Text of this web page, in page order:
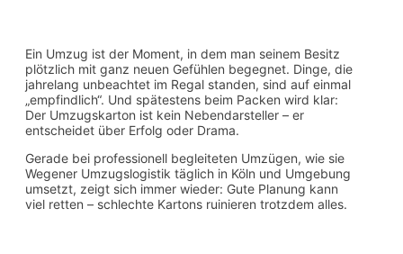
Ein Umzug ist der Moment, in dem man seinem Besitz
plötzlich mit ganz neuen Gefühlen begegnet. Dinge, die
jahrelang unbeachtet im Regal standen, sind auf einmal
„empfindlich“. Und spätestens beim Packen wird klar:
Der Umzugskarton ist kein Nebendarsteller – er
entscheidet über Erfolg oder Drama.
Gerade bei professionell begleiteten Umzügen, wie sie
Wegener Umzugslogistik täglich in Köln und Umgebung
umsetzt, zeigt sich immer wieder: Gute Planung kann
viel retten – schlechte Kartons ruinieren trotzdem alles.